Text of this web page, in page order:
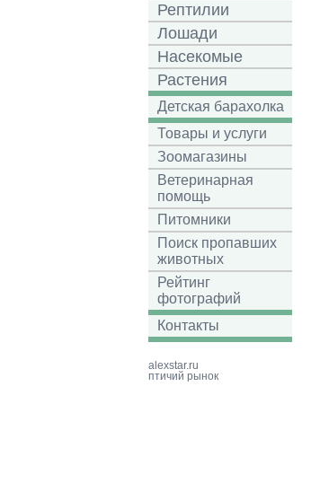
Рептилии
Лошади
Насекомые
Растения
Детская барахолка
Товары и услуги
Зоомагазины
Ветеринарная
помощь
Питомники
Поиск пропавших
животных
Рейтинг
фотографий
Контакты
alexstar.ru
птичий рынок